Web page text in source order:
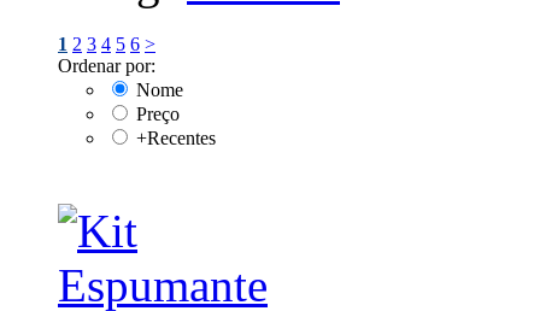
1 2 3 4 5 6 >
Ordenar por:
Nome
Preço
+Recentes